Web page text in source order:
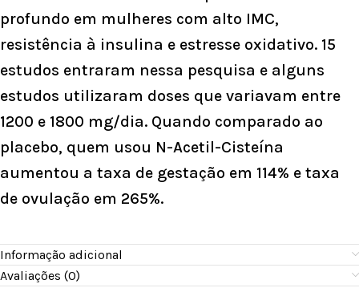
profundo em mulheres com alto IMC,
resistência à insulina e estresse oxidativo. 15
estudos entraram nessa pesquisa e alguns
estudos utilizaram doses que variavam entre
1200 e 1800 mg/dia. Quando comparado ao
placebo, quem usou N-Acetil-Cisteína
aumentou a taxa de gestação em 114% e taxa
de ovulação em 265%.
Informação adicional
Avaliações (0)